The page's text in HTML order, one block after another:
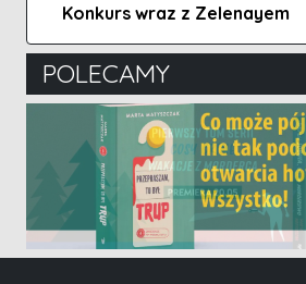
Konkurs wraz z Zelenayem
POLECAMY